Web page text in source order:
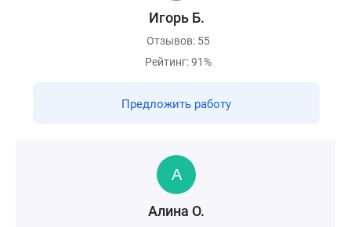
Игорь Б.
Отзывов: 55
Рейтинг: 91%
Предложить работу
Алина О.